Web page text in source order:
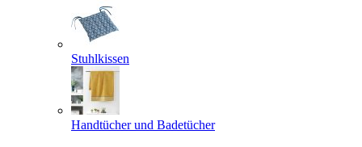
Stuhlkissen
Handtücher und Badetücher